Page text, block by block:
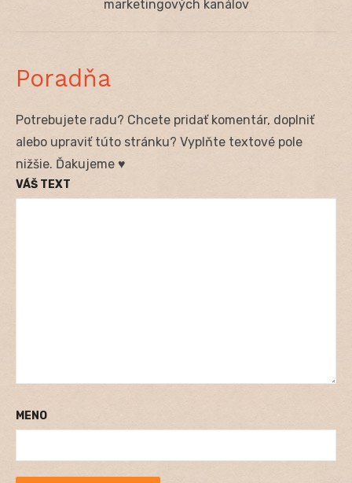
marketingových kanálov
Poradňa
Potrebujete radu? Chcete pridať komentár, doplniť
alebo upraviť túto stránku? Vyplňte textové pole
nižšie. Ďakujeme ♥
VÁŠ TEXT
MENO